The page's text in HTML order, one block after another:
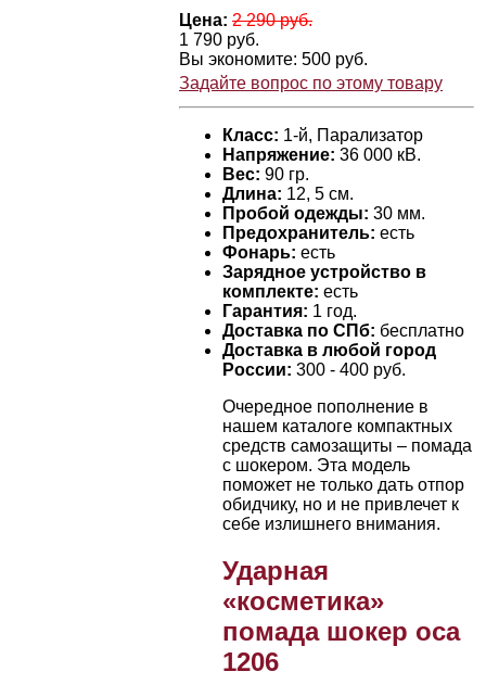
Цена: 2 290 руб.
1 790 руб.
Вы экономите: 500 руб.
Задайте вопрос по этому товару
Класс: 1-й, Парализатор
Напряжение: 36 000 кВ.
Вес: 90 гр.
Длина: 12, 5 см.
Пробой одежды: 30 мм.
Предохранитель: есть
Фонарь: есть
Зарядное устройство в
комплекте: есть
Гарантия: 1 год.
Доставка по СПб: бесплатно
Доставка в любой город
России: 300 - 400 руб.
Очередное пополнение в
нашем каталоге компактных
средств самозащиты – помада
с шокером. Эта модель
поможет не только дать отпор
обидчику, но и не привлечет к
себе излишнего внимания.
Ударная
«косметика»
помада шокер оса
1206